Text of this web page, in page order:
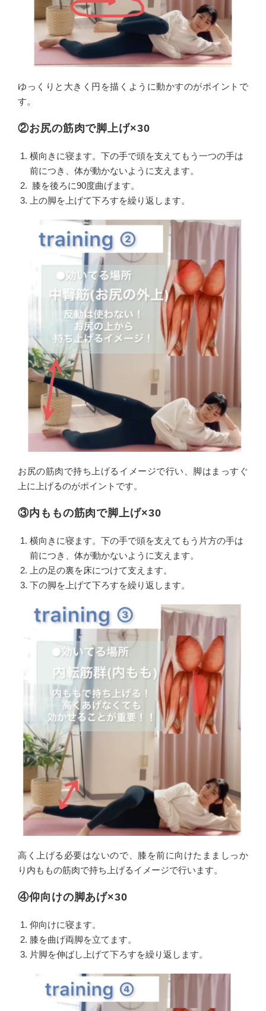
ゆっくりと大きく円を描くように動かすのがポイントで
す。
②お尻の筋肉で脚上げ×30
横向きに寝ます。下の手で頭を支えてもう一つの手は
前につき、体が動かないように支えます。
膝を後ろに90度曲げます。
上の脚を上げて下ろすを繰り返します。
お尻の筋肉で持ち上げるイメージで行い、脚はまっすぐ
上に上げるのがポイントです。
③内ももの筋肉で脚上げ×30
横向きに寝ます。下の手で頭を支えてもう片方の手は
前につき、体が動かないように支えます。
上の足の裏を床につけて支えます。
下の脚を上げて下ろすを繰り返します。
高く上げる必要はないので、膝を前に向けたまましっか
り内ももの筋肉で持ち上げるイメージで行います。
④仰向けの脚あげ×30
仰向けに寝ます。
膝を曲げ両脚を立てます。
片脚を伸ばし上げて下ろすを繰り返します。